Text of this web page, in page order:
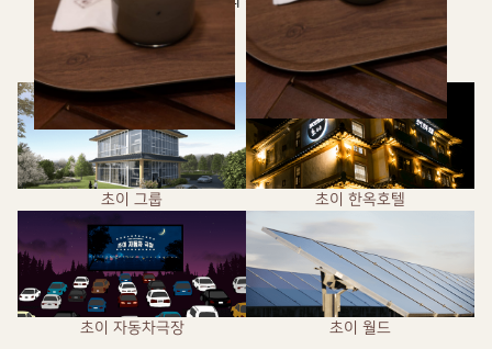
초이 그룹 초이 한옥호텔
초이 자동차극장 초이 월드